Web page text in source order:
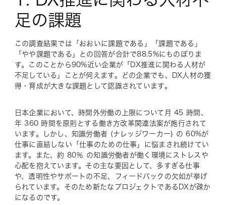
足の課題
この調査結果では「おおいに課題である」「課題である」
「やや課題である」との回答が合計で88.5%にものぼりま
す。このことから90%近い企業が「DX推進に関わる人材が
不足している」ことが伺えます。どの企業でも、DX人材の獲
得・育成が大きな課題として認識されています。
日本企業において、時間外労働の上限について月 45 時間、
年 360 時間を原則とする働き方改革関連法案が施行されて
います。しかし、知識労働者 (ナレッジワーカー) の 60%が
仕事に直結しない「仕事のための仕事」に悩まされ続けてい
ます。また、約 80％ の知識労働者が働く環境にストレスや
心配を抱えています。その主な要因として、多すぎる仕事
や、透明性やサポートの不足、フィードバックの欠如が挙げ
られています。そのため新たなプロジェクトであるDXが疎か
になるのです。